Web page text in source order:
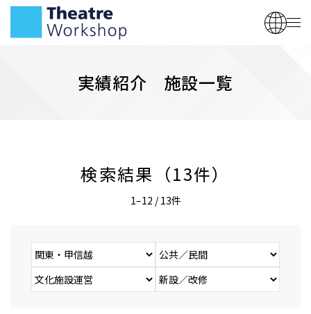
実績紹介 施設一覧
検索結果（13件）
1–12 / 13件